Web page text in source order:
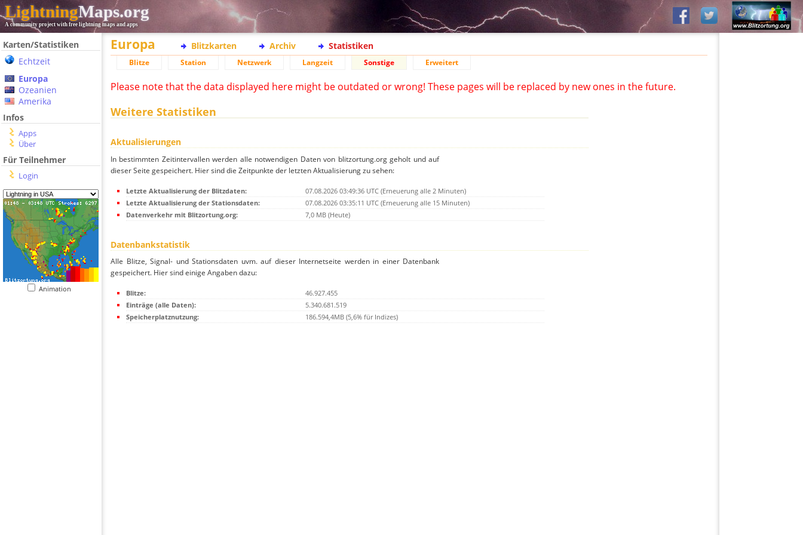
LightningMaps.org
A community project with free lightning maps and apps
Karten/Statistiken
Echtzeit
Europa
Ozeanien
Amerika
Infos
Apps
Über
Für Teilnehmer
Login
Animation
Europa Blitzkarten Archiv Statistiken
Blitze Station Netzwerk Langzeit Sonstige Erweitert
Please note that the data displayed here might be outdated or wrong! These pages will be replaced by new ones in the future.
Weitere Statistiken
Aktualisierungen
In bestimmten Zeitintervallen werden alle notwendigen Daten von blitzortung.org geholt und auf
dieser Seite gespeichert. Hier sind die Zeitpunkte der letzten Aktualisierung zu sehen:
Letzte Aktualisierung der Blitzdaten:
07.08.2026 03:49:36 UTC (Erneuerung alle 2 Minuten)
Letzte Aktualisierung der Stationsdaten:
07.08.2026 03:35:11 UTC (Erneuerung alle 15 Minuten)
Datenverkehr mit Blitzortung.org:
7,0 MB (Heute)
Datenbankstatistik
Alle Blitze, Signal- und Stationsdaten uvm. auf dieser Internetseite werden in einer Datenbank
gespeichert. Hier sind einige Angaben dazu:
Blitze:
46.927.455
Einträge (alle Daten):
5.340.681.519
Speicherplatznutzung:
186.594,4MB (5,6% für Indizes)